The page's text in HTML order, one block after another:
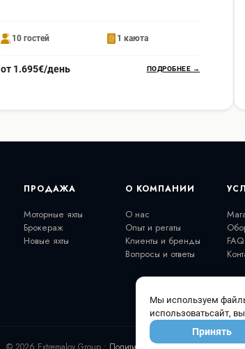
10 гостей 1 каюта
от 1.695€/день ПОДРОБНЕЕ →
ПРОДАЖА
Моторные яхты
Брокераж
Новые яхты
О КОМПАНИИ
О нас
Опыт и регаты
Клиенты и бренды
Вопросы и ответы
FAQ
Мы используем
использоватьсайт,
Принять